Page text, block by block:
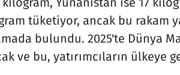
tüketiyor, ancak bu rakam
bulundu. 2025'te Dünya
ve bu, yatırımcıların ülkeye